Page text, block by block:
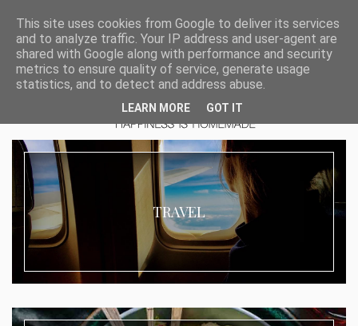
TRAVEL
This site uses cookies from Google to deliver its services
and to analyze traffic. Your IP address and user-agent are
shared with Google along with performance and security
metrics to ensure quality of service, generate usage
statistics, and to detect and address abuse.
LEARN MORE GOT IT